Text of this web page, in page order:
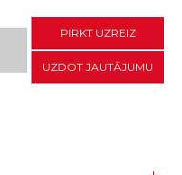
PIRKT UZREIZ
UZDOT JAUTĀJUMU